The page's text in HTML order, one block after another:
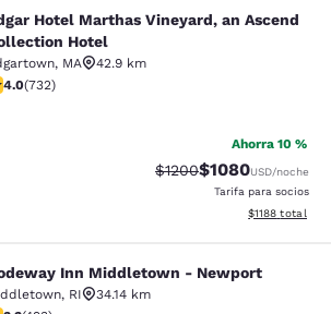
Marthas Vineyard, an
Hotel Marthas Vineyard, an Ascend
Hotel
, MA
42.9 km
de 4.02 estrellas. Muy bueno. 732 reseñas
4.0(732)
Ahorra 10 %
Precio tachado:
$1200Precio con
$1080USD/noche
Tarifa para socios
Ver detalles
$1188 total
Middletown -
Inn Middletown - Newport
, RI
34.14 km